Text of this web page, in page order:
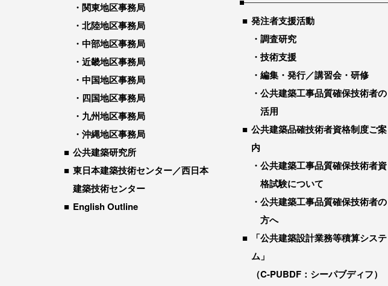
関東地区事務局
北陸地区事務局
中部地区事務局
近畿地区事務局
中国地区事務局
四国地区事務局
九州地区事務局
沖縄地区事務局
公共建築研究所
東日本建築技術センター／西日本
建築技術センター
English Outline
発注者支援活動
調査研究
技術支援
編集・発行／講習会・研修
公共建築工事品質確保技術者の
活用
公共建築品確技術者資格制度ご案
内
公共建築工事品質確保技術者資
格試験について
公共建築工事品質確保技術者の
方へ
「公共建築設計業務等積算システ
ム」
（C-PUBDF：シーパブディフ）